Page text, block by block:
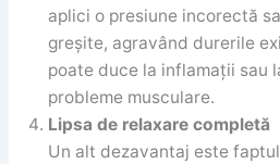
aplici o presiune incorectă
greșite, agravând durerile
poate duce la inflamații sau
probleme musculare.
Lipsa de relaxare completă
Un alt dezavantaj este